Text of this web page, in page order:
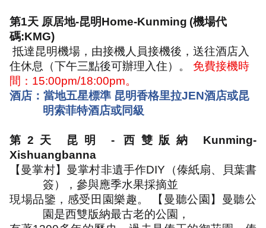
第1天 原居地-昆明Home-Kunming (機場代
碼:KMG)
抵達昆明機場，由接機人員接機後，送往酒店入
住休息（下午三點後可辦理入住）。 免費接機時
間： 15:00pm/18:00pm。
酒店：當地五星標準 昆明香格里拉JEN酒店或昆
明索菲特酒店或同級
第 2 天 昆明 -西雙版納
Kunming-
Xishuangbanna
【曼掌村】曼掌村非遺手作DIY （傣紙扇、貝葉書
簽），參與應季水果採摘並
現場品鑒，感受田園樂趣。 【曼聽公園】曼聽公
園是西雙版納最古老的公園，